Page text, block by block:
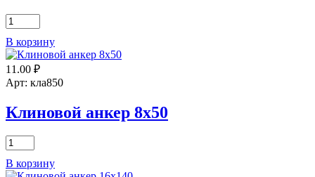
Количество
товара
Клиновой
анкер
8х105
В корзину
11.00 ₽
Арт: кла850
Клиновой анкер 8х50
Количество
товара
Клиновой
В корзину